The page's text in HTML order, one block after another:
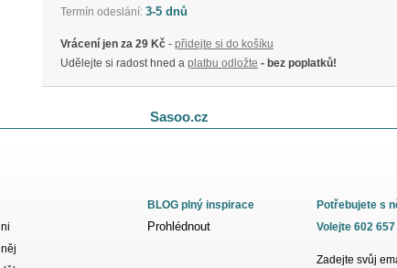
Termín odeslání: 3-5 dnů
Vrácení jen za 29 Kč - přidejte si do košíku
Udělejte si radost hned a platbu odložte - bez poplatků!
Sasoo.cz
BLOG plný inspirace
Prohlédnout
Potřebujete s
Volejte 602
Zadejte svůj